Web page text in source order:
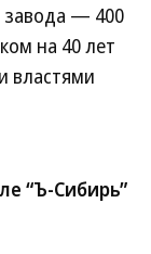
завода — 400
на 40 лет
властями
“Ъ-Сибирь”